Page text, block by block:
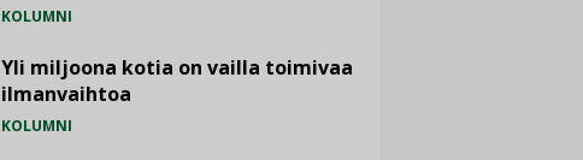
KOLUMNI
Yli miljoona kotia on vailla toimivaa
ilmanvaihtoa
KOLUMNI